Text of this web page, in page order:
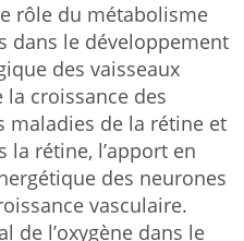
rôle du métabolisme
dans le développement
des vaisseaux
croissance des
maladies de la rétine et
la rétine, l’apport en
des neurones
vasculaire.
de l’oxygène dans le